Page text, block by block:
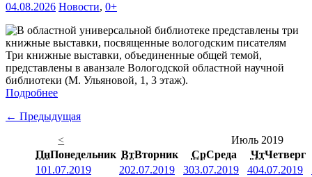
04.08.2026 Новости, 0+
Три книжные выставки, объединенные общей темой,
представлены в аванзале Вологодской областной научной
библиотеки (М. Ульяновой, 1, 3 этаж).
Подробнее
← Предыдущая
<
Июль 2019
ПнПонедельник ВтВторник СрСреда ЧтЧетверг
101.07.2019 202.07.2019 303.07.2019 404.07.2019